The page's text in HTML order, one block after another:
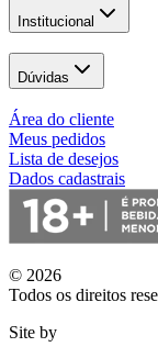
Institucional
Dúvidas
Área do cliente
Meus pedidos
Lista de desejos
Dados cadastrais
© 2026
Todos os direitos
Site by